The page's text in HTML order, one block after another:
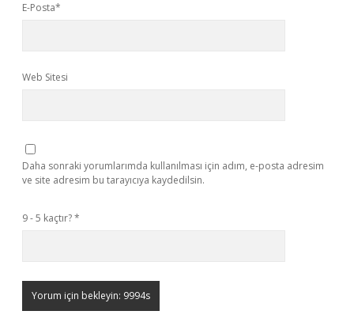
E-Posta*
Web Sitesi
Daha sonraki yorumlarımda kullanılması için adım, e-posta adresim
ve site adresim bu tarayıcıya kaydedilsin.
9 - 5 kaçtır?*